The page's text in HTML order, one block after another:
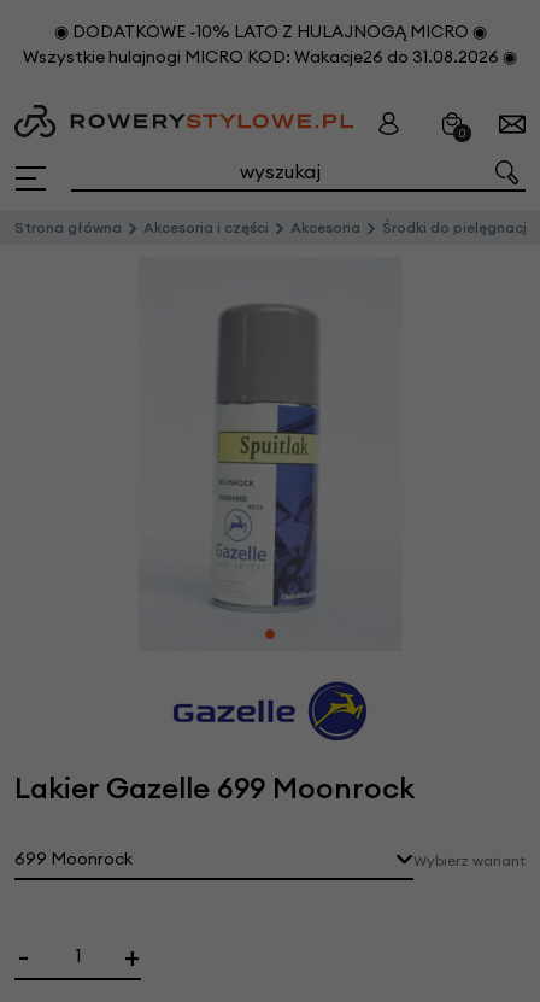
◉ DODATKOWE -10% LATO Z HULAJNOGĄ MICRO ◉
Wszystkie hulajnogi MICRO KOD: Wakacje26 do 31.08.2026 ◉
0
Strona główna Akcesoria i części Akcesoria Środki do pielęgnacji i konserwacji
Lakier Gazelle 699 Moonrock
699 Moonrock Wybierz wariant
- +